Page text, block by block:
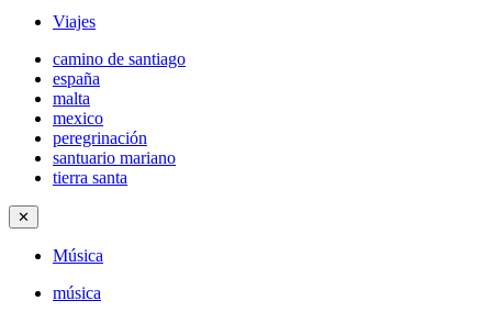
Viajes
camino de santiago
españa
malta
mexico
peregrinación
santuario mariano
tierra santa
✕
Música
música